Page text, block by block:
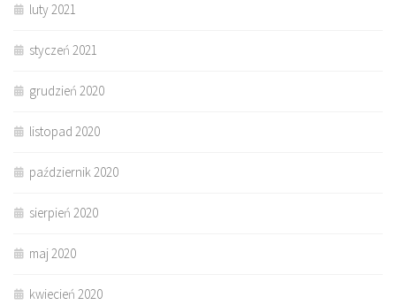
luty 2021
styczeń 2021
grudzień 2020
listopad 2020
październik 2020
sierpień 2020
maj 2020
kwiecień 2020